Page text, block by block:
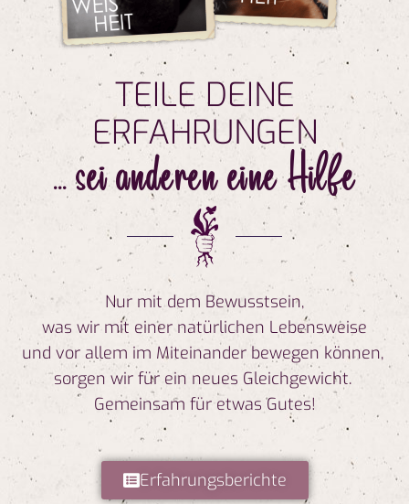
TEILE DEINE
ERFAHRUNGEN
... sei anderen eine Hilfe
Nur mit dem Bewusstsein,
was wir mit einer natürlichen Lebensweise
und vor allem im Miteinander bewegen können,
sorgen wir für ein neues Gleichgewicht.
Gemeinsam für etwas Gutes!
Erfahrungsberichte